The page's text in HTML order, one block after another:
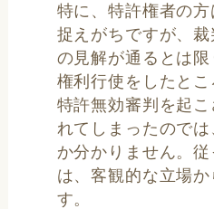
特に、特許権者の方
捉えがちですが、
の見解が通るとは限
権利行使をしたと
特許無効審判を起
れてしまったので
か分かりません。
は、客観的な立場
す。